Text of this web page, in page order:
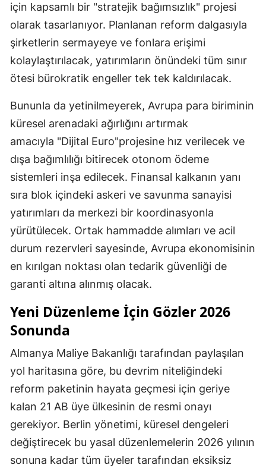
için kapsamlı bir "stratejik bağımsızlık" projesi
olarak tasarlanıyor. Planlanan reform dalgasıyla
şirketlerin sermayeye ve fonlara erişimi
kolaylaştırılacak, yatırımların önündeki tüm sınır
ötesi bürokratik engeller tek tek kaldırılacak.
Bununla da yetinilmeyerek, Avrupa para biriminin
küresel arenadaki ağırlığını artırmak
amacıyla "Dijital Euro"projesine hız verilecek ve
dışa bağımlılığı bitirecek otonom ödeme
sistemleri inşa edilecek. Finansal kalkanın yanı
sıra blok içindeki askeri ve savunma sanayisi
yatırımları da merkezi bir koordinasyonla
yürütülecek. Ortak hammadde alımları ve acil
durum rezervleri sayesinde, Avrupa ekonomisinin
en kırılgan noktası olan tedarik güvenliği de
garanti altına alınmış olacak.
Yeni Düzenleme İçin Gözler 2026
Sonunda
Almanya Maliye Bakanlığı tarafından paylaşılan
yol haritasına göre, bu devrim niteliğindeki
reform paketinin hayata geçmesi için geriye
kalan 21 AB üye ülkesinin de resmi onayı
gerekiyor. Berlin yönetimi, küresel dengeleri
değiştirecek bu yasal düzenlemelerin 2026 yılının
sonuna kadar tüm üyeler tarafından eksiksiz